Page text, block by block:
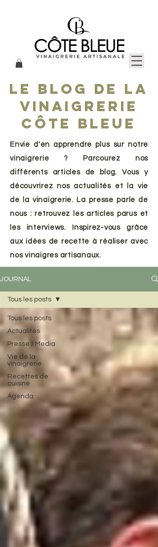
Le blog de la
vinaigrerie
Côte Bleue
Envie d'en apprendre plus sur notre
vinaigrerie ? Parcourez nos
différents articles de blog. Vous y
découvrirez nos actualités et la vie
de la vinaigrerie. La presse parle de
nous : retrouvez les articles parus et
les interviews. Inspirez-vous grâce
aux idées de recette à réaliser avec
nos vinaigres artisanaux.
JOURNAL
Tous les posts
Actualités
Presse / Media
Vie de la
vinaigrerie
Recettes de
cuisine
Agenda
Tous les posts